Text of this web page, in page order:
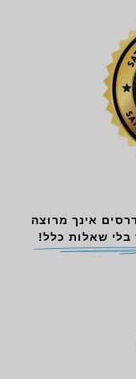
המדרסים אינך מרוצה
בלי שאלות כלל!